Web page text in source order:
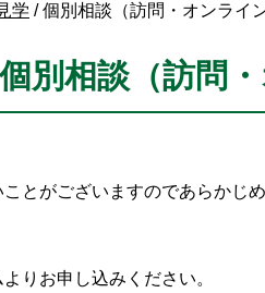
学 /個別相談（訪問・オンライン
別相談（訪問・
とがございますのであらかじめ
りお申し込みください。